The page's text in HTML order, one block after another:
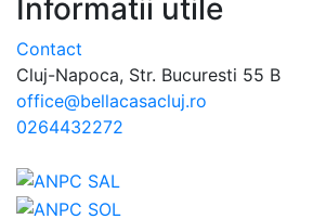
Informatii utile
Contact
Cluj-Napoca, Str. Bucuresti 55 B
office@bellacasacluj.ro
0264432272